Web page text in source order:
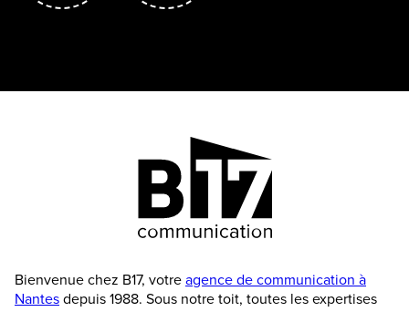
Bienvenue chez B17, votreagence de communication à
Nantesdepuis 1988. Sous notre toit, toutes les expertises